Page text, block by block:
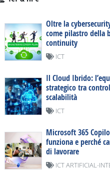
Oltre la
come pilastro della
continuity
ICT
Il Cloud Ibrido:
strategico tra
scalabilità
ICT
Microsoft 365
funziona e perché
di lavorare
ICT ARTIFICIAL-